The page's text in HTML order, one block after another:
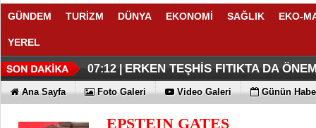
GÜNDEM TURİZM DÜNYA EKONOMİ SAĞLIK EKO-
YEREL
07:27 |KLASİK MÜZİK YAYINCILIĞINDA
07:17 |DÜZENLEMEYİ
07:12 | ERKEN TEŞHİS FITIKTA DA
06:33 |KAYIP RAKAMLARI BİLE
06:28 |EN İYİLER DEĞİL EN UYGUNLAR
06:23 |KOÇ GİBİ YATIRIM YAPTILAR
06:17 |DÖRT ŞİRKET DAHA!!!
06:13 |FUJİTSU'DAN YENİ RENK
Ana Sayfa Foto Galeri Video Galeri Günün
EPSTEIN GATES